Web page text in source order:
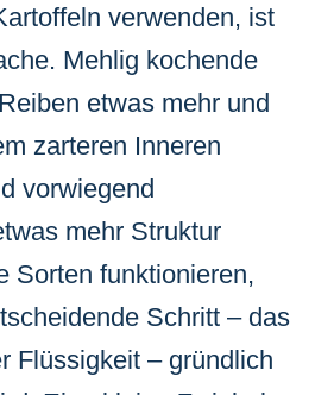
verwenden, ist
Mehlig kochende
etwas mehr und
zarteren Inneren
vorwiegend
mehr Struktur
Sorten funktionieren,
Schritt – das
Flüssigkeit – gründlich